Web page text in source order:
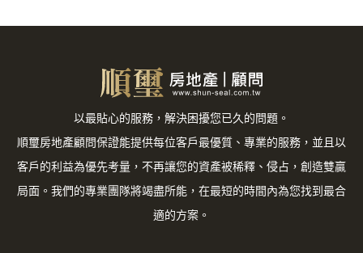
以最貼心的服務，解決困擾您已久的問題。
順璽房地產顧問保證能提供每位客戶最優質、專業的服務，並且以
客戶的利益為優先考量，不再讓您的資產被稀釋、侵占，創造雙贏
局面。我們的專業團隊將竭盡所能，在最短的時間內為您找到最合
適的方案。